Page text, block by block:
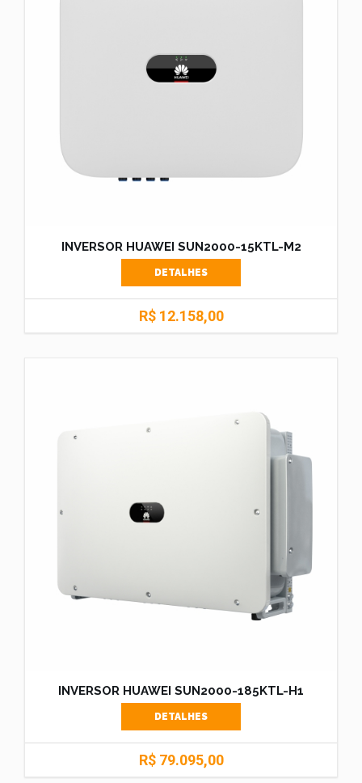
INVERSOR HUAWEI SUN2000-15KTL-M2
DETALHES
R$ 12.158,00
INVERSOR HUAWEI SUN2000-185KTL-H1
DETALHES
R$ 79.095,00